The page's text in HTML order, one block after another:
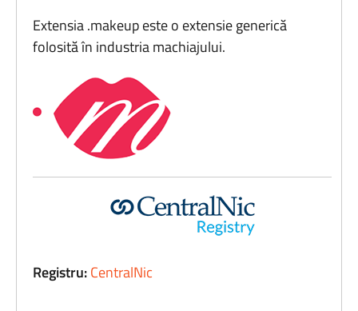
Extensia .makeup este o extensie generică
folosită în industria machiajului.
Registru:CentralNic